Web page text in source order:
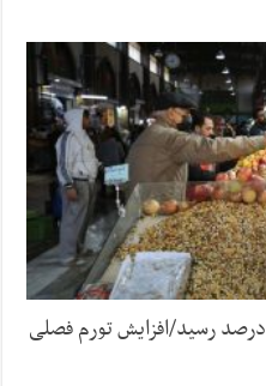
تورم نقطه‌به‌نقطه خدمات به ۵۸ درصد رسید/افزایش تورم فصلی